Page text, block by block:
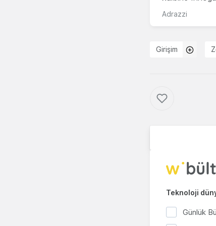
Adrazzi
Girişim
Teknoloji
Günlük